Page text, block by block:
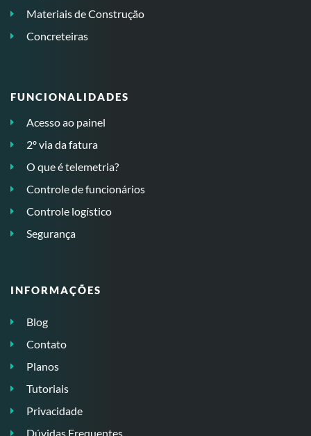
Materiais de Construção
Concreteiras
FUNCIONALIDADES
Acesso ao painel
2º via da fatura
O que é telemetria?
Controle de funcionários
Controle logístico
Segurança
INFORMAÇÕES
Blog
Contato
Planos
Tutoriais
Privacidade
Dúvidas Frequentes